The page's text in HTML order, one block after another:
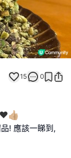
15 0
! 應該一睇到,